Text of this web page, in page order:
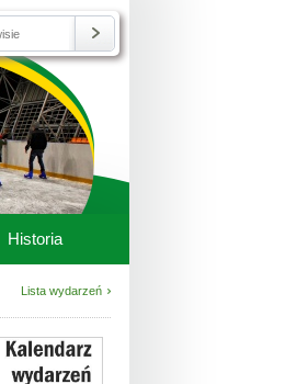
Historia
Lista wydarzeń